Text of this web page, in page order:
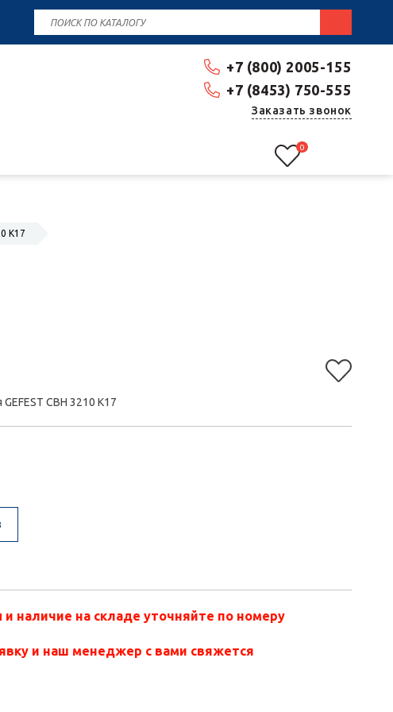
+7 (800) 2005-155
+7 (8453) 750-555
Заказать звонок
0
K17
СВН 3210 K17
наличие на складе уточняйте по номеру
и наш менеджер с вами свяжется